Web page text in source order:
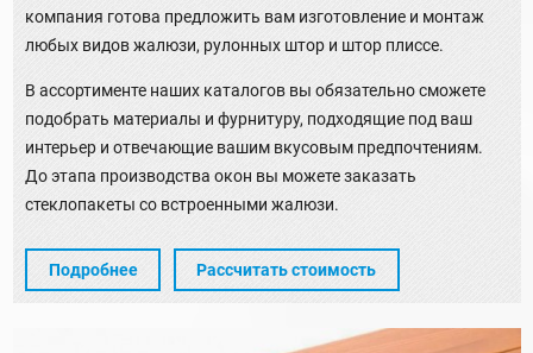
компания готова предложить вам изготовление и монтаж
любых видов жалюзи, рулонных штор и штор плиссе.
В ассортименте наших каталогов вы обязательно сможете
подобрать материалы и фурнитуру, подходящие под ваш
интерьер и отвечающие вашим вкусовым предпочтениям.
До этапа производства окон вы можете заказать
стеклопакеты со встроенными жалюзи.
Подробнее Рассчитать стоимость